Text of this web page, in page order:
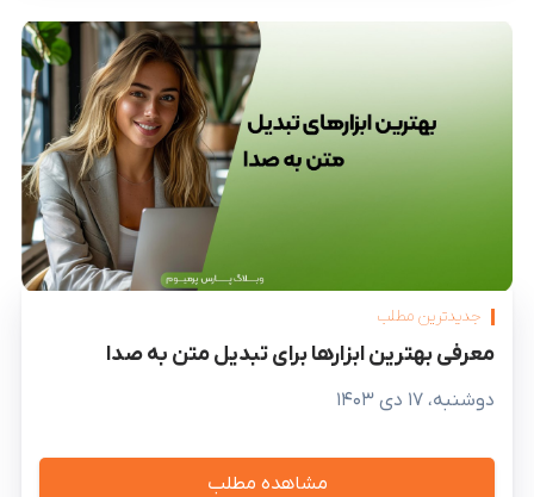
جدیدترین مطلب
معرفی بهترین ابزارها برای تبدیل متن به صدا
دوشنبه، ۱۷ دی ۱۴۰۳
مشاهده مطلب